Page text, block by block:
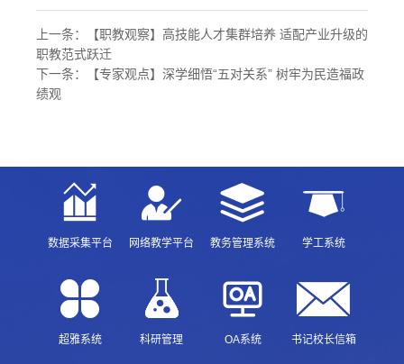
上一条：
【职教观察】高技能人才集群培养 适配产业升级的
职教范式跃迁
下一条：
【专家观点】深学细悟“五对关系” 树牢为民造福政
绩观
数据采集平台 网络教学平台 教务管理系统 学工系统
超雅系统 科研管理 OA系统 书记校长信箱